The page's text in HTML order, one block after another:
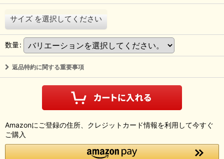
サイズ を選択してください
数量:
返品特約に関する重要事項
Amazonにご登録の住所、クレジットカード情報を利用して今すぐ
ご購入